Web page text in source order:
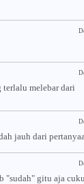
terlalu melebar dari
jauh dari
"sudah" gitu aja